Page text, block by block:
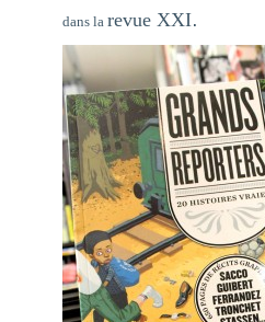
dans la revue XXI.